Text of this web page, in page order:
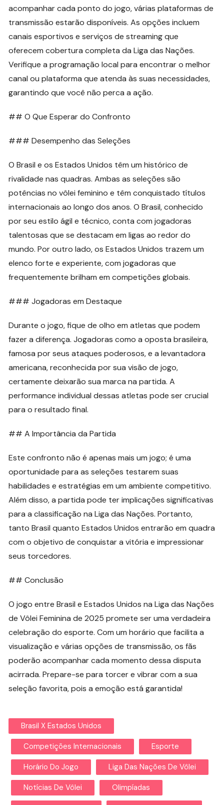
acompanhar cada ponto do jogo, várias plataformas de
transmissão estarão disponíveis. As opções incluem
canais esportivos e serviços de streaming que
oferecem cobertura completa da Liga das Nações.
Verifique a programação local para encontrar o melhor
canal ou plataforma que atenda às suas necessidades,
garantindo que você não perca a ação.
## O Que Esperar do Confronto
### Desempenho das Seleções
O Brasil e os Estados Unidos têm um histórico de
rivalidade nas quadras. Ambas as seleções são
potências no vôlei feminino e têm conquistado títulos
internacionais ao longo dos anos. O Brasil, conhecido
por seu estilo ágil e técnico, conta com jogadoras
talentosas que se destacam em ligas ao redor do
mundo. Por outro lado, os Estados Unidos trazem um
elenco forte e experiente, com jogadoras que
frequentemente brilham em competições globais.
### Jogadoras em Destaque
Durante o jogo, fique de olho em atletas que podem
fazer a diferença. Jogadoras como a oposta brasileira,
famosa por seus ataques poderosos, e a levantadora
americana, reconhecida por sua visão de jogo,
certamente deixarão sua marca na partida. A
performance individual dessas atletas pode ser crucial
para o resultado final.
## A Importância da Partida
Este confronto não é apenas mais um jogo; é uma
oportunidade para as seleções testarem suas
habilidades e estratégias em um ambiente competitivo.
Além disso, a partida pode ter implicações significativas
para a classificação na Liga das Nações. Portanto,
tanto Brasil quanto Estados Unidos entrarão em quadra
com o objetivo de conquistar a vitória e impressionar
seus torcedores.
## Conclusão
O jogo entre Brasil e Estados Unidos na Liga das Nações
de Vôlei Feminina de 2025 promete ser uma verdadeira
celebração do esporte. Com um horário que facilita a
visualização e várias opções de transmissão, os fãs
poderão acompanhar cada momento dessa disputa
acirrada. Prepare-se para torcer e vibrar com a sua
seleção favorita, pois a emoção está garantida!
Brasil X Estados Unidos
Competições Internacionais Esporte
Horário Do Jogo Liga Das Nações De Vôlei
Notícias De Vôlei Olimpíadas